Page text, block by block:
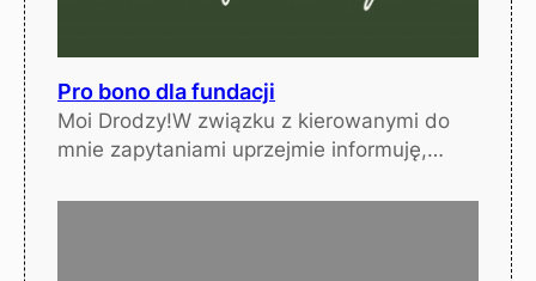
Pro bono dla fundacji
Moi Drodzy!W związku z kierowanymi do
mnie zapytaniami uprzejmie informuję,…